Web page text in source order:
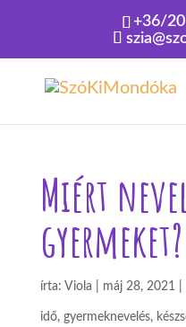
+36/
Kezdőlap»Miért nevelj
Miért
gyermeket?
írta: Viola máj 28, 2021
idő, gyermeknevelés,